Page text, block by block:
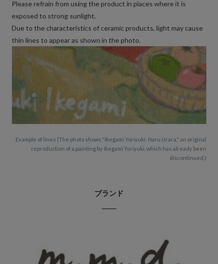
Please refrain from using the product in places where it is
exposed to strong sunlight.
Due to the characteristics of ceramic products, light may cause
thin lines to appear as shown in the photo.
Example of lines (The photo shows "Ikegami Yoriyuki: Haru Urara," an original
reproduction of a painting by Ikegami Yoriyuki, which has already been
discontinued.)
ブランド